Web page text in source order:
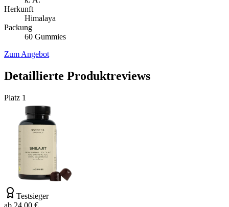
Herkunft
Himalaya
Packung
60 Gummies
Zum Angebot
Detaillierte Produktreviews
Platz 1
Testsieger
ab 24,00 €